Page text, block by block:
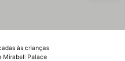
às criançasVer preços
Mirabell Palace